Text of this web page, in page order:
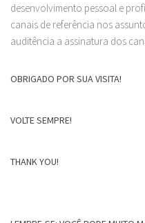
desenvolvimento pessoal e
canais de referência nos
auditência a assinatura dos
OBRIGADO POR SUA VISITA!
VOLTE SEMPRE!
THANK YOU!